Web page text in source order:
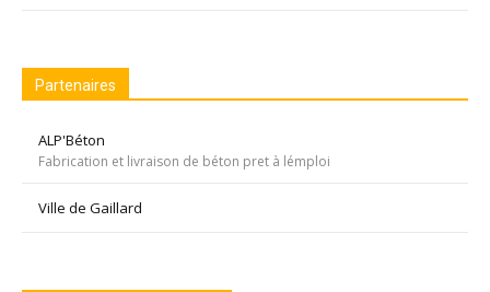
Partenaires
ALP'Béton
Fabrication et livraison de béton pret à lémploi
Ville de Gaillard